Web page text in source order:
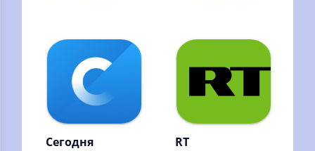
инфографика от
лидера новостного
рынка.
Сегодня RT